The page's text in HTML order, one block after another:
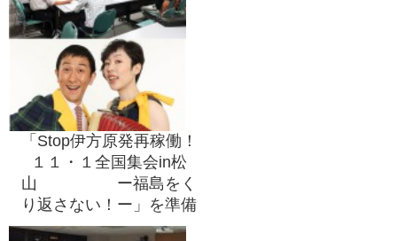
「Stop伊方原発再稼働！
１１・１全国集会in松
山 ー福島をく
り返さない！ー」を準備